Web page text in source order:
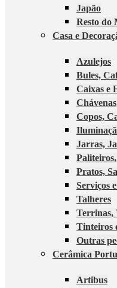
Japão
Resto do
Casa e
Azulejos
Bules,
Caixas e
Copos,
Jarras,
Pratos,
Serviços
Talheres
Terrinas,
Tinteiros
Outras
Cerâmica
Artibus